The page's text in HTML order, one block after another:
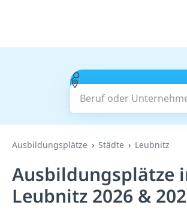
Beruf oder
Suchen
Ausbildungsplätze Städte Leubnitz
Ausbildungsplätze
Leubnitz 2026 &